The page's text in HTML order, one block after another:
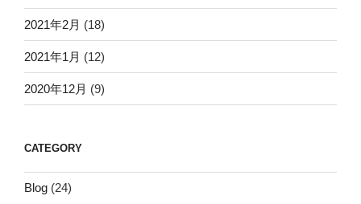
2021年2月 (18)
2021年1月 (12)
2020年12月 (9)
CATEGORY
Blog (24)